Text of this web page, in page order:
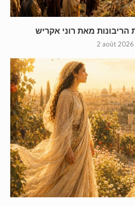
הריבונות מאת רוני אקריש
2 août 2026